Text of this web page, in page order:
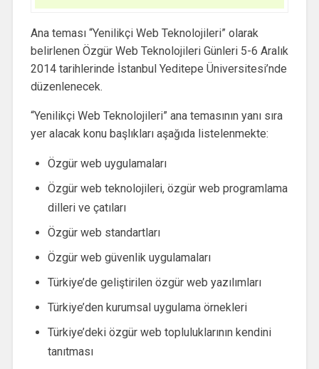
Ana teması “Yenilikçi Web Teknolojileri” olarak
belirlenen Özgür Web Teknolojileri Günleri 5-6 Aralık
2014 tarihlerinde İstanbul Yeditepe Üniversitesi’nde
düzenlenecek.
“Yenilikçi Web Teknolojileri” ana temasının yanı sıra
yer alacak konu başlıkları aşağıda listelenmekte:
Özgür web uygulamaları
Özgür web teknolojileri, özgür web programlama
dilleri ve çatıları
Özgür web standartları
Özgür web güvenlik uygulamaları
Türkiye’de geliştirilen özgür web yazılımları
Türkiye’den kurumsal uygulama örnekleri
Türkiye’deki özgür web topluluklarının kendini
tanıtması